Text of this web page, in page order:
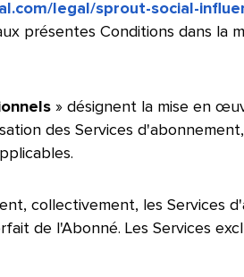
legal/sprout-social-
présentes Conditions dans la
» désignent la mise en
des Services
collectivement, les Services
de l'Abonné. Les Services